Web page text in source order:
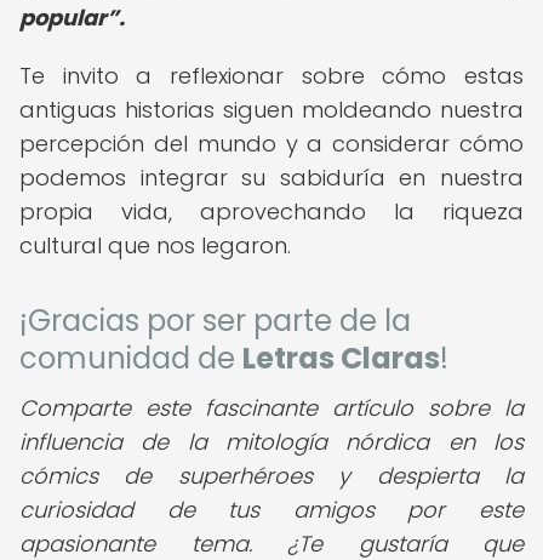
popular .
Te invito a reflexionar sobre cómo estas
antiguas historias siguen moldeando nuestra
percepción del mundo y a considerar cómo
podemos integrar su sabiduría en nuestra
propia vida, aprovechando la riqueza
cultural que nos legaron.
¡Gracias por ser parte de la
comunidad de Letras Claras!
Comparte este fascinante artículo sobre la
influencia de la mitología nórdica en los
cómics de superhéroes y despierta la
curiosidad de tus amigos por este
apasionante tema. ¿Te gustaría que